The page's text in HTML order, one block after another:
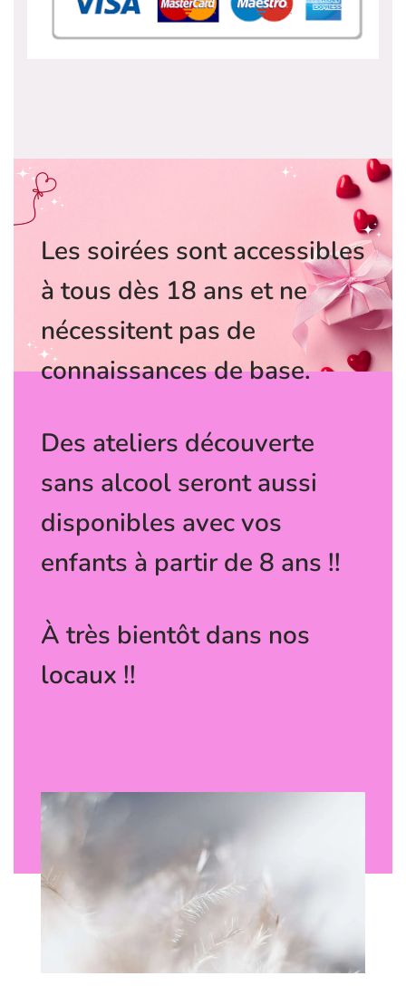
Les soirées sont accessibles
à tous dès 18 ans et ne
nécessitent pas de
connaissances de base.
Des ateliers découverte
sans alcool seront aussi
disponibles avec vos
enfants à partir de 8 ans !!
À très bientôt dans nos
locaux !!